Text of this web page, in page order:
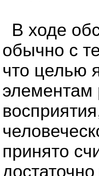
В ходе
обычно с
что целью
элементам
принято